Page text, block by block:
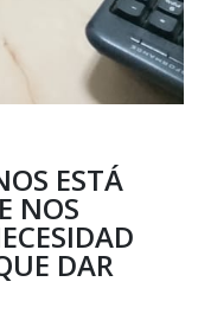
ESTÁ
NOS
DAR